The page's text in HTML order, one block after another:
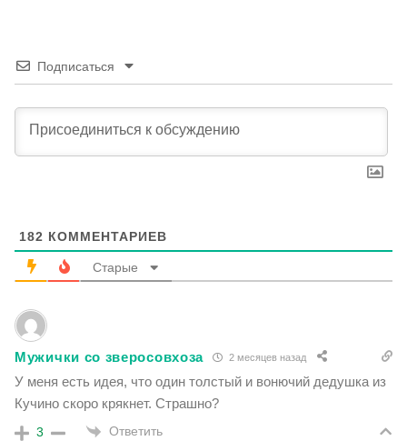
Подписаться
182 КОММЕНТАРИЕВ
Старые
Мужички со зверосовхоза 2 месяцев назад
У меня есть идея, что один толстый и вонючий дедушка из
Кучино скоро крякнет. Страшно?
3 Ответить